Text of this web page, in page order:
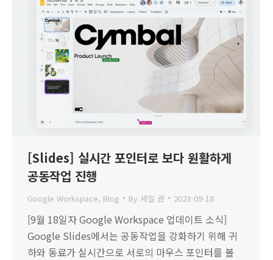
[Slides] 실시간 포인터로 보다 원활하게
공동작업 진행
Google Workspace, Blog By 세일 권 2023-09-18
[9월 18일자 Google Workspace 업데이트 소식]
Google Slides에서는 공동작업을 강화하기 위해 귀
하와 동료가 실시간으로 서로의 마우스 포인터를 볼